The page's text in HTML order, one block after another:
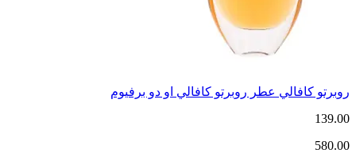
روبرتو كافالي عطر روبرتو كافالي او دو برفيوم
139.00
580.00